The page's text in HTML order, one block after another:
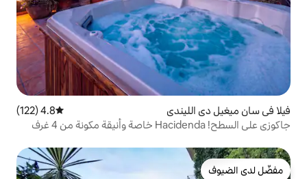
متوسط التقييم 4.8 من 5، 122 مراجعات
4.8 (122)
جاكوزي على السطح! Hacidenda خاصة وأنيقة مكونة من 4 غرف